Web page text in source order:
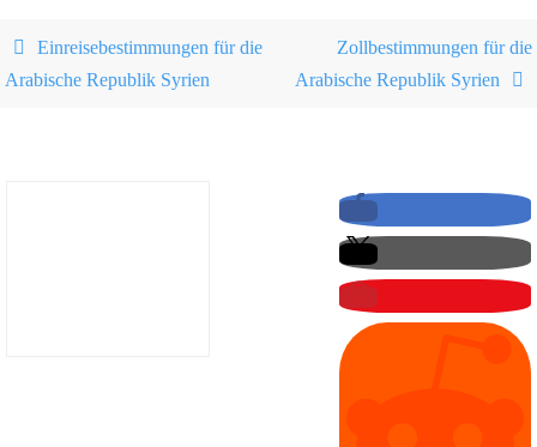
Einreisebestimmungen für die
Arabische Republik Syrien
Zollbestimmungen für die
Arabische Republik Syrien